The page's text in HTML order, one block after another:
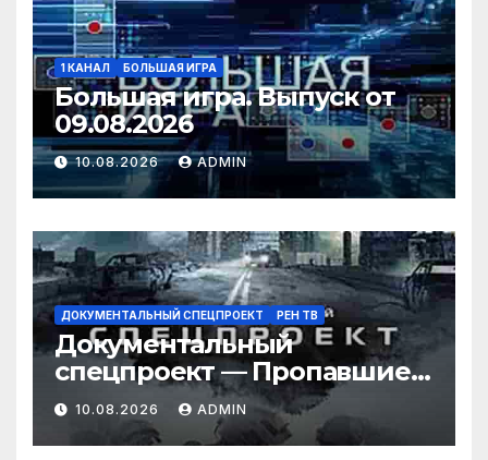
1 КАНАЛ БОЛЬШАЯ ИГРА
Большая игра. Выпуск от
09.08.2026
10.08.2026 ADMIN
ДОКУМЕНТАЛЬНЫЙ СПЕЦПРОЕКТ РЕН ТВ
Документальный
спецпроект — Пропавшие в
тайге: тайна семьи
Усольцевых (09.08.2026)
10.08.2026 ADMIN